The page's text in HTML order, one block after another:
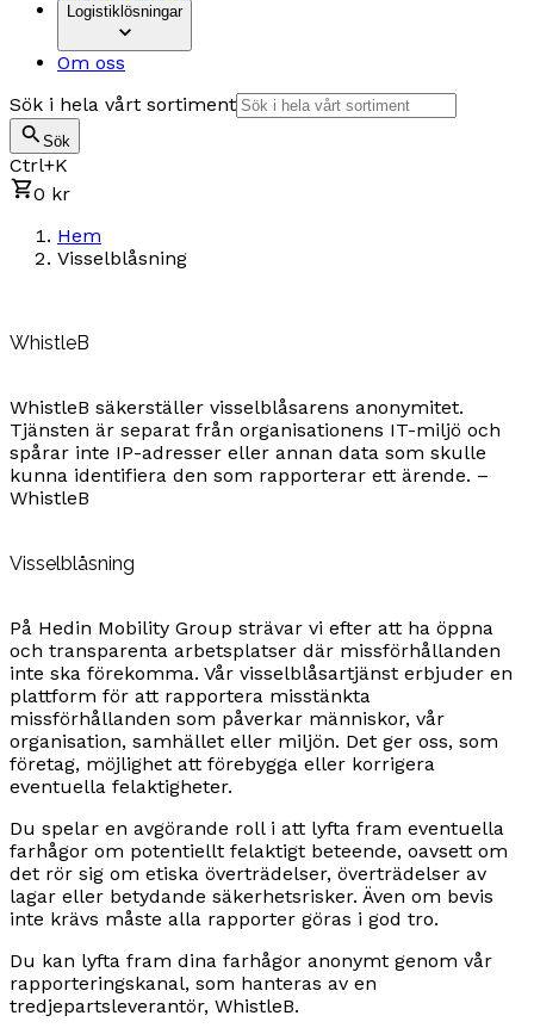
Logistiklösningar
Om oss
Sök i hela vårt sortiment
Sök
Ctrl+K
0 kr
Hem
Visselblåsning
WhistleB
WhistleB säkerställer visselblåsarens anonymitet.
Tjänsten är separat från organisationens IT-miljö och
spårar inte IP-adresser eller annan data som skulle
kunna identifiera den som rapporterar ett ärende. –
WhistleB
Visselblåsning
På Hedin Mobility Group strävar vi efter att ha öppna
och transparenta arbetsplatser där missförhållanden
inte ska förekomma. Vår visselblåsartjänst erbjuder en
plattform för att rapportera misstänkta
missförhållanden som påverkar människor, vår
organisation, samhället eller miljön. Det ger oss, som
företag, möjlighet att förebygga eller korrigera
eventuella felaktigheter.
Du spelar en avgörande roll i att lyfta fram eventuella
farhågor om potentiellt felaktigt beteende, oavsett om
det rör sig om etiska överträdelser, överträdelser av
lagar eller betydande säkerhetsrisker. Även om bevis
inte krävs måste alla rapporter göras i god tro.
Du kan lyfta fram dina farhågor anonymt genom vår
rapporteringskanal, som hanteras av en
tredjepartsleverantör, WhistleB.